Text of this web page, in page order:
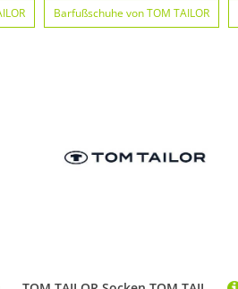
Barfußschuhe von TOM TAILOR